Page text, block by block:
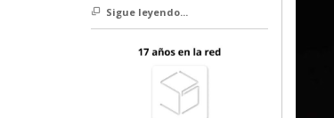
Sigue leyendo...